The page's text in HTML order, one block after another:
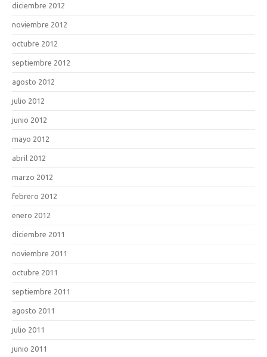
diciembre 2012
noviembre 2012
octubre 2012
septiembre 2012
agosto 2012
julio 2012
junio 2012
mayo 2012
abril 2012
marzo 2012
febrero 2012
enero 2012
diciembre 2011
noviembre 2011
octubre 2011
septiembre 2011
agosto 2011
julio 2011
junio 2011